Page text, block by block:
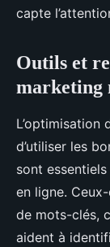
capte
Outils et
marketing
L’optimisation
d’utiliser les
sont
en ligne.
de mots-clés,
aident à